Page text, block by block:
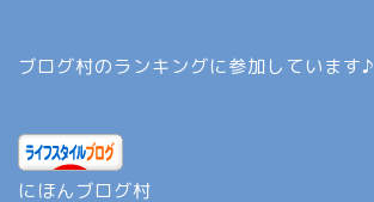
ブログ村のランキングに参加しています♪
にほんブログ村